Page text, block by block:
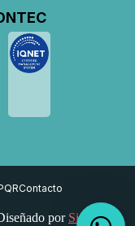
Contacto
por Sistemas